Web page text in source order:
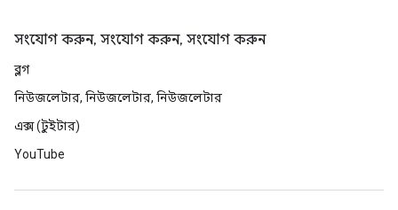
সংযোগ করুন, সংযোগ করুন, সংযোগ করুন
ব্লগ
নিউজলেটার, নিউজলেটার, নিউজলেটার
এক্স (টুইটার)
YouTube